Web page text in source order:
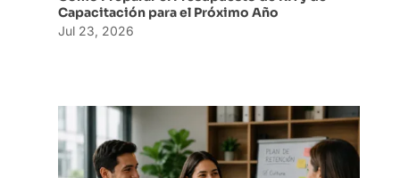
Capacitación para el Próximo Año
Jul 23, 2026